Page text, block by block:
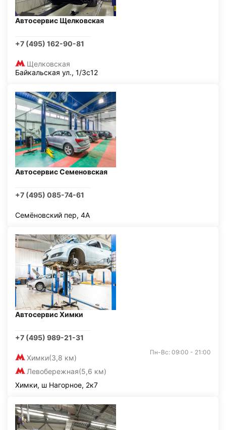
Автосервис Щелковская
+7 (495) 162-90-81
Щелковская
Байкальская ул., 1/3с12
Автосервис Семеновская
+7 (495) 085-74-61
Семёновский пер, 4А
Автосервис Химки
+7 (495) 989-21-31
Химки(3,8 км)
Левобережная(5,6 км)
Пн-Вс: 09:00 - 21:00
Химки, ш Нагорное, 2к7